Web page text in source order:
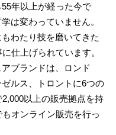
年以上が経った今で
は変わっていません。
わたり技を磨いてきた
仕上げられています。
ブランドは、ロンド
ルス、トロントに6つの
以上の販売拠点を持
オンライン販売を行っ